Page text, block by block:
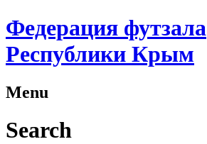
Федерация футзала
Республики Крым
Menu
Search